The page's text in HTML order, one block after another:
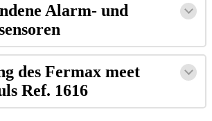
Alarm- und
des Fermax meet
Ref. 1616